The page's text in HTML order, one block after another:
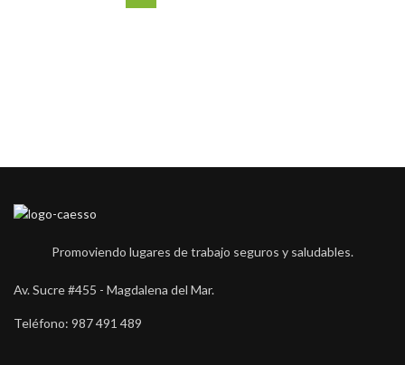
Promoviendo lugares de trabajo seguros y saludables.
Av. Sucre #455 - Magdalena del Mar.
Teléfono: 987 491 489